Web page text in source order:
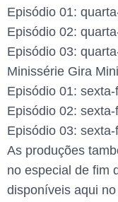
Episódio 01:
Episódio 02:
Episódio 03:
Minissérie Gira
Episódio 01:
Episódio 02:
Episódio 03:
As produções
no especial de fim
disponíveis aqui